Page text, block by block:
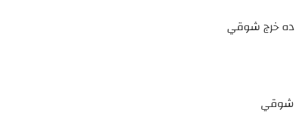
ده خرج شوقي
شوقي